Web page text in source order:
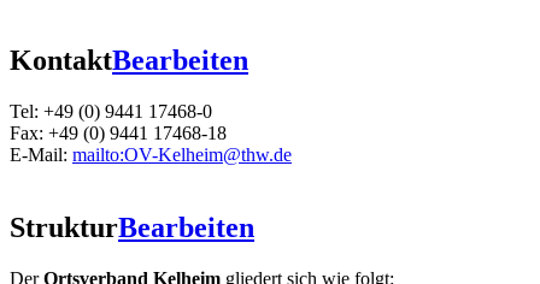
KontaktBearbeiten
Tel: +49 (0) 9441 17468-0
Fax: +49 (0) 9441 17468-18
E-Mail: mailto:OV-Kelheim@thw.de
StrukturBearbeiten
DerOrtsverband Kelheim gliedert sich wie folgt: